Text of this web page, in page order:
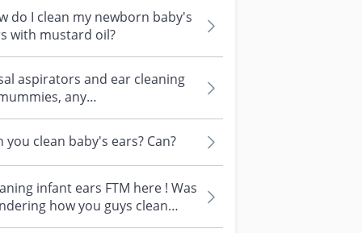
do I clean my newborn baby's
with mustard oil?
aspirators and ear cleaning
any
on nasal
for baby? Want...
you clean baby's ears? Can?
infant ears FTM here ! Was
how you guys clean
baby 👂? I noticed recently he...